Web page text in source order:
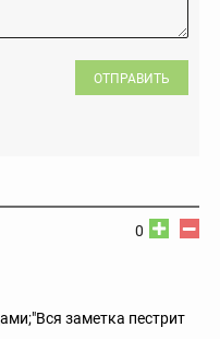
ОТПРАВИТЬ
0
Вся заметка пестрит